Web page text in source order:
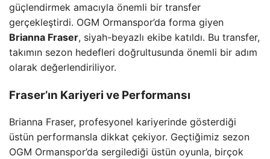
güçlendirmek amacıyla önemli bir transfer
gerçekleştirdi. OGM Ormanspor’da forma giyen
Brianna Fraser, siyah-beyazlı ekibe katıldı. Bu transfer,
takımın sezon hedefleri doğrultusunda önemli bir adım
olarak değerlendiriliyor.
Fraser’ın Kariyeri ve Performansı
Brianna Fraser, profesyonel kariyerinde gösterdiği
üstün performansla dikkat çekiyor. Geçtiğimiz sezon
OGM Ormanspor’da sergilediği üstün oyunla, birçok